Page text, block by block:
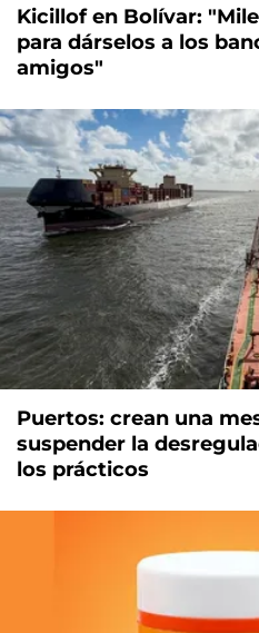
Kicillof en Bolívar:
para dárselos a los
amigos"
Puertos: crean una
suspender la
los prácticos